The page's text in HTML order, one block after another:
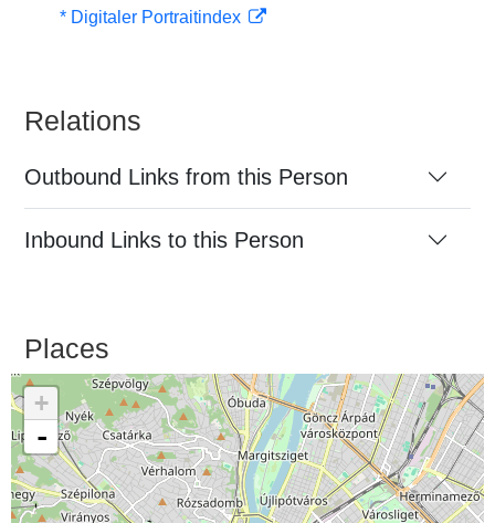
* Digitaler Portraitindex
Relations
Outbound Links from this Person
Inbound Links to this Person
Places
+
-